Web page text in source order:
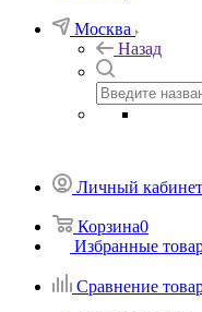
Москва
Назад
Личный кабинет
Корзина0
Избранные
Сравнение